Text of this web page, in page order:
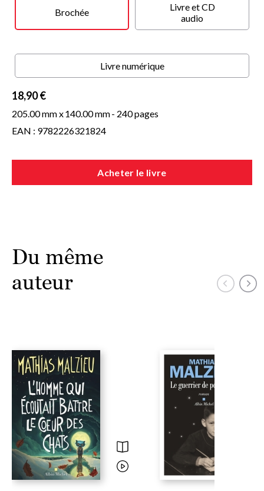
Brochée
Livre et CD
audio
Livre numérique
18,90 €
205.00 mm x140.00 mm- 240 pages
EAN : 9782226321824
Acheter le livre
Du même
auteur